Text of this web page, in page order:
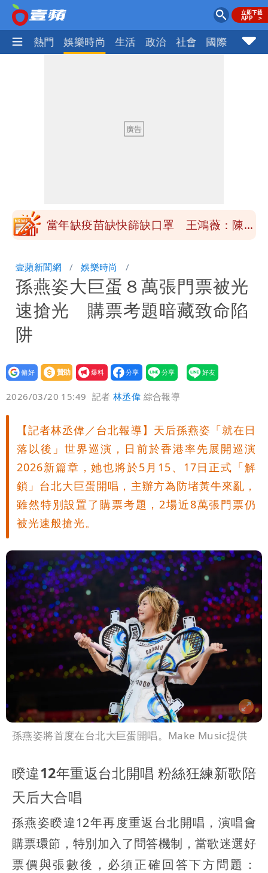
焦點 熱門 娛樂時尚 生活 政治 社會 國際 財經
很多謹慎判斷當時未被理解
抄襲造假當上劍橋大學教授 神鬼級履歷
10.6億顧問費決策過程在哪
當年缺疫苗缺快篩缺口罩 王鴻薇：陳時
聲押？交保？複訊後揭曉
慈濟買BNT遭詐10億元 蔡英文：政府
很多謹慎判斷當時未被理解
抄襲造假當上劍橋大學教授 神鬼級履歷
壹蘋新聞網 娛樂時尚
孫燕姿大巨蛋８萬張門票被光
速搶光 購票考題暗藏致命陷
阱
設為
贊助
我要
爆料
2026/03/20 15:49 記者林丞偉 綜合報導
【記者林丞偉／台北報導】天后孫燕姿「就在日
落以後」世界巡演，日前於香港率先展開巡演
2026新篇章，她也將於5月15、17日正式「解
鎖」台北大巨蛋開唱，主辦方為防堵黃牛來亂，
雖然特別設置了購票考題，2場近8萬張門票仍
被光速般搶光。
孫燕姿將首度在台北大巨蛋開唱。Make Music提供
睽違12年重返台北開唱 粉絲狂練新歌陪
天后大合唱
孫燕姿睽違12年再度重返台北開唱，演唱會
購票環節，特別加入了問答機制，當歌迷選好
票價與張數後，必須正確回答下方問題：